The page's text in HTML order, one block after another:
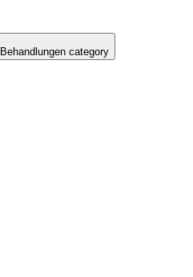
category